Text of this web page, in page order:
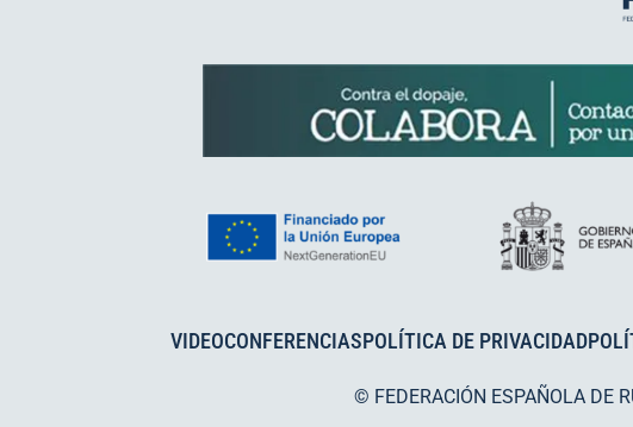
VIDEOCONFERENCIASPOLÍTICA DE PRIVACIDAD
© FEDERACIÓN ESPAÑOLA DE